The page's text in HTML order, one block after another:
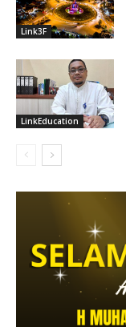
Link3F
LinkEducation